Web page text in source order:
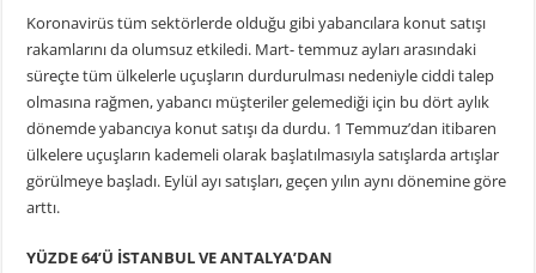
Koronavirüs tüm sektörlerde olduğu gibi yabancılara konut satışı
rakamlarını da olumsuz etkiledi. Mart- temmuz ayları arasındaki
süreçte tüm ülkelerle uçuşların durdurulması nedeniyle ciddi talep
olmasına rağmen, yabancı müşteriler gelemediği için bu dört aylık
dönemde yabancıya konut satışı da durdu. 1 Temmuz’dan itibaren
ülkelere uçuşların kademeli olarak başlatılmasıyla satışlarda artışlar
görülmeye başladı. Eylül ayı satışları, geçen yılın aynı dönemine göre
arttı.
YÜZDE 64’Ü İSTANBUL VE ANTALYA’DAN